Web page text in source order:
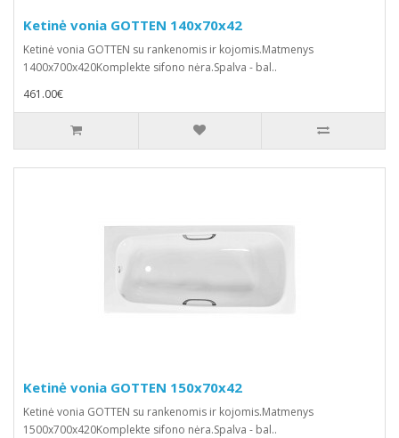
Ketinė vonia GOTTEN 140x70x42
Ketinė vonia GOTTEN su rankenomis ir kojomis.Matmenys
1400x700x420Komplekte sifono nėra.Spalva - bal..
461.00€
Ketinė vonia GOTTEN 150x70x42
Ketinė vonia GOTTEN su rankenomis ir kojomis.Matmenys
1500x700x420Komplekte sifono nėra.Spalva - bal..